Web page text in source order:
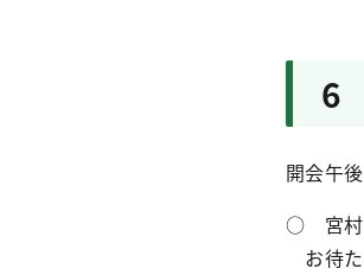
6
開会午
○ 宮村
お待